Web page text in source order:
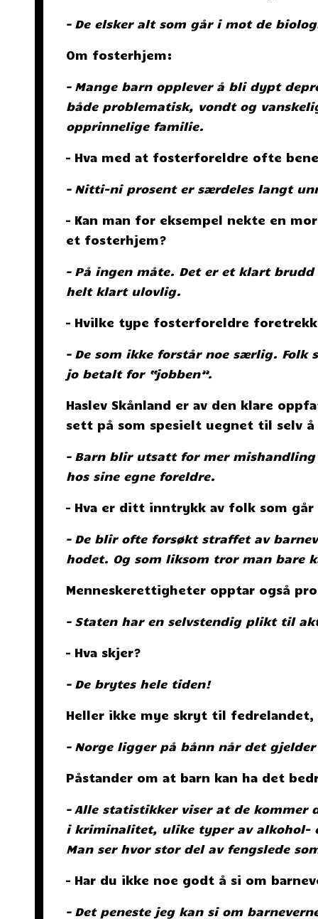
– De elsker alt som går i mot de
Om fosterhjem:
– Mange barn opplever å bli dypt
både problematisk, vondt og
opprinnelige familie.
– Hva med at fosterforeldre ofte
– Nitti-ni prosent er særdeles langt
– Kan man for eksempel nekte en
et fosterhjem?
– På ingen måte. Det er et klart
helt klart ulovlig.
– Hvilke type fosterforeldre
– De som ikke forstår noe særlig. Folk
jo betalt for “jobben”.
Haslev Skånland er av den klare
sett på som spesielt uegnet til selv
– Barn blir utsatt for mer
hos sine egne foreldre.
– Hva er ditt inntrykk av folk som
– De blir ofte forsøkt straffet av
hodet. Og som liksom tror man bare
Menneskerettigheter opptar også
– Staten har en selvstendig plikt til
– Hva skjer?
– De brytes hele tiden!
Heller ikke mye skryt til fedrelandet,
– Norge ligger på bånn når det
Påstander om at barn kan ha det
– Alle statistikker viser at de kommer
i kriminalitet, ulike typer av alkohol-
Man ser hvor stor del av fengslede
– Har du ikke noe godt å si om
– Det peneste jeg kan si om